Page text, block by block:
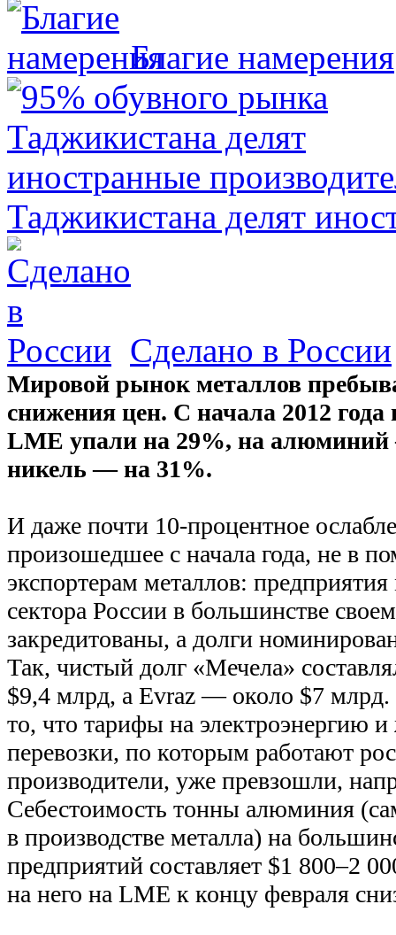
Благие намерения
Таджикистана делят
Сделано в России
Мировой рынок металлов
снижения цен. С начала 2012
LME упали на 29%, на
никель — на 31%.
И даже почти 10-процентное
произошедшее с начала года, не в
экспортерам металлов: предприятия
сектора России в большинстве
закредитованы, а долги
Так, чистый долг «Мечела»
$9,4 млрд, а Evraz — около $7 млрд.
то, что тарифы на электроэнергию
перевозки, по которым работают
производители, уже превзошли,
Себестоимость тонны алюминия
в производстве металла) на
предприятий составляет $1 800–2
на него на LME к концу февраля